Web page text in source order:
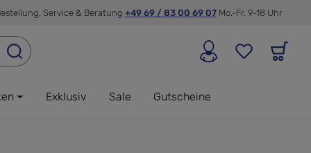
Service & Beratung +49 69 / 83 00 69 07 Mo.-Fr. 9-18 Uhr
Exklusiv Sale Gutscheine